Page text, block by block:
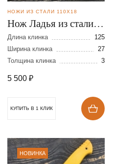
НОЖИ ИЗ СТАЛИ 110Х18
Нож Ладья из стали
110Х18
Длина клинка
125
Ширина клинка
27
Толщина клинка
3
5 500 ₽
КУПИТЬ В 1 КЛИК
НОВИНКА